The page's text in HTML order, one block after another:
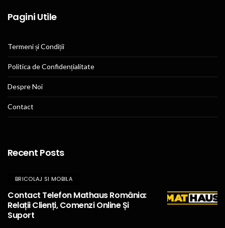
Pagini Utile
Termeni și Condiții
Politica de Confidențialitate
Despre Noi
Contact
Recent Posts
BRICOLAJ SI MOBILA
Contact Telefon Mathaus România:
Relații Clienți, Comenzi Online Și
Suport